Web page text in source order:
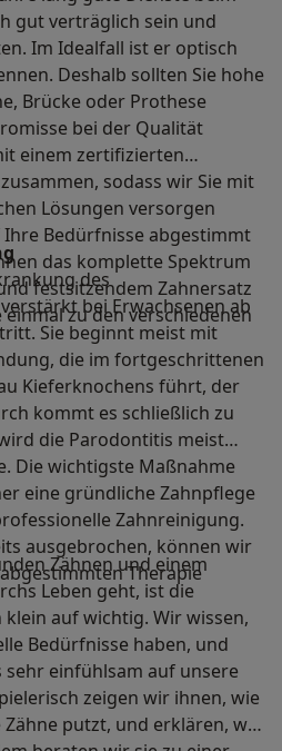
gut verträglich sein und
Im Idealfall ist er optisch
Deshalb sollten Sie hohe
Brücke oder Prothese
bei der Qualität
einem zertifizierten
sodass wir Sie mit
Lösungen versorgen
Bedürfnisse abgestimmt
das komplette Spektrum
festsitzendem Zahnersatz
einmal zu den verschiedenen
des
bei Erwachsenen ab
Sie beginnt meist mit
die im fortgeschrittenen
Kieferknochens führt, der
kommt es schließlich zu
die Parodontitis meist
Die wichtigste Maßnahme
eine gründliche Zahnpflege
Zahnreinigung.
ausgebrochen, können wir
Therapie
Zähnen und einem
Leben geht, ist die
auf wichtig. Wir wissen,
Bedürfnisse haben, und
sehr einfühlsam auf unsere
zeigen wir ihnen, wie
putzt, und erklären, wie